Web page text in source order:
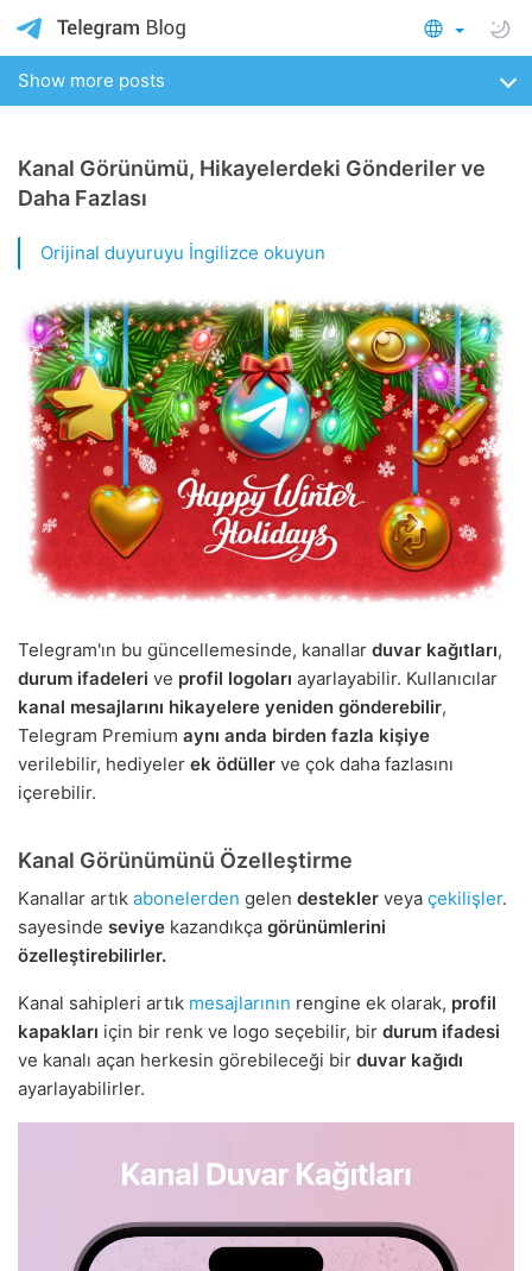
Show more posts
Kanal Görünümü, Hikayelerdeki Gönderiler ve
Daha Fazlası
Orijinal duyuruyu İngilizce okuyun
Telegram'ın bu güncellemesinde, kanallar duvar kağıtları,
durum ifadeleri ve profil logoları ayarlayabilir. Kullanıcılar
kanal mesajlarını hikayelere yeniden gönderebilir,
Telegram Premium aynı anda birden fazla kişiye
verilebilir, hediyeler ek ödüller ve çok daha fazlasını
içerebilir.
Kanal Görünümünü Özelleştirme
Kanallar artık abonelerden gelen destekler veya çekilişler.
sayesinde seviye kazandıkça görünümlerini
özelleştirebilirler.
Kanal sahipleri artık mesajlarının rengine ek olarak, profil
kapakları için bir renk ve logo seçebilir, bir durum ifadesi
ve kanalı açan herkesin görebileceği bir duvar kağıdı
ayarlayabilirler.